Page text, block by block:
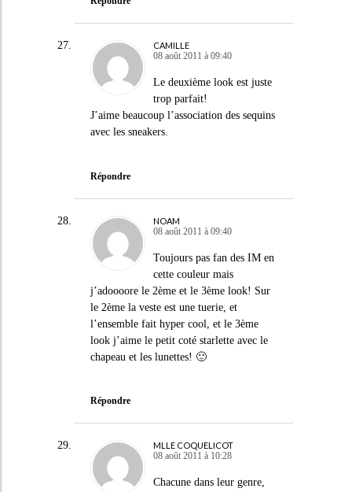
CAMILLE
08 août 2011 à 09:40
Le deuxième look est juste
trop parfait!
J’aime beaucoup l’association des sequins
avec les sneakers.
Répondre
NOAM
08 août 2011 à 09:40
Toujours pas fan des IM en
cette couleur mais
j’adoooore le 2ème et le 3ème look! Sur
le 2ème la veste est une tuerie, et
l’ensemble fait hyper cool, et le 3ème
look j’aime le petit coté starlette avec le
chapeau et les lunettes! 🙂
Répondre
MLLE COQUELICOT
08 août 2011 à 10:28
Chacune dans leur genre,